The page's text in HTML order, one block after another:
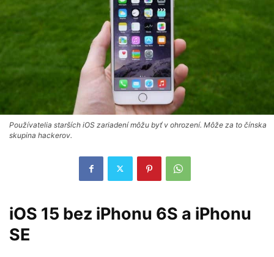
Používatelia starších iOS zariadení môžu byť v ohrození. Môže za to čínska
skupina hackerov.
iOS 15 bez iPhonu 6S a iPhonu
SE